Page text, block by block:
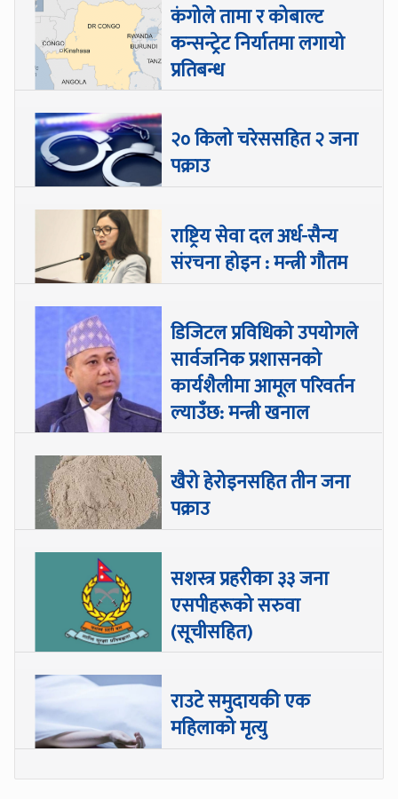
कंगोले तामा र कोबाल्ट
कन्सन्ट्रेट निर्यातमा लगायो
प्रतिबन्ध
२० किलो चरेससहित २ जना
पक्राउ
राष्ट्रिय सेवा दल अर्ध-सैन्य
संरचना होइन : मन्त्री गौतम
डिजिटल प्रविधिको उपयोगले
सार्वजनिक प्रशासनको
कार्यशैलीमा आमूल परिवर्तन
ल्याउँछ: मन्त्री खनाल
खैरो हेरोइनसहित तीन जना
पक्राउ
सशस्त्र प्रहरीका ३३ जना
एसपीहरूको सरुवा
(सूचीसहित)
राउटे समुदायकी एक
महिलाको मृत्यु